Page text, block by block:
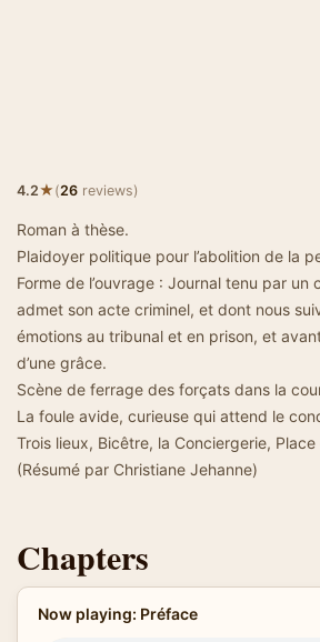
4.2★(26 reviews)
Roman à thèse.
Plaidoyer politique pour l’abolition de la
Forme de l’ouvrage : Journal tenu par un
admet son acte criminel, et dont nous
émotions au tribunal et en prison, et
d’une grâce.
Scène de ferrage des forçats dans la
La foule avide, curieuse qui attend le
Trois lieux, Bicêtre, la Conciergerie, Place
(Résumé par Christiane Jehanne)
Chapters
Now playing: Préface